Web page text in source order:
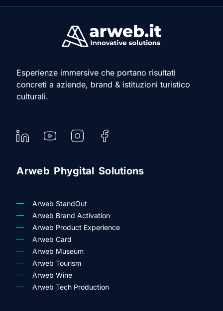
Esperienze immersive che portano risultati
concreti a aziende, brand & istituzioni turistico
culturali.
Arweb Phygital Solutions
Arweb StandOut
Arweb Brand Activation
Arweb Product Experience
Arweb Card
Arweb Museum
Arweb Tourism
Arweb Wine
Arweb Tech Production